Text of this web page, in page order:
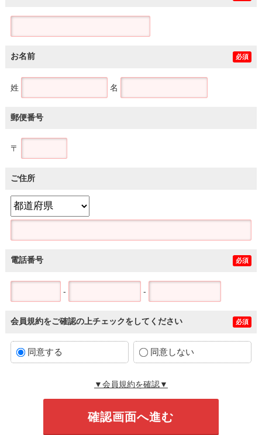
お名前 必須
姓 名
郵便番号
〒
ご住所
電話番号 必須
- -
会員規約をご確認の上チェックをしてください 必須
同意する 同意しない
▼会員規約を確認▼